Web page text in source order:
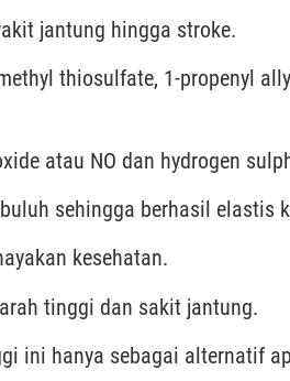
jantung hingga stroke.
thiosulfate, 1-propenyl
atau NO dan hydrogen
sehingga berhasil elastis
kesehatan.
tinggi dan sakit jantung.
ini hanya sebagai alternatif